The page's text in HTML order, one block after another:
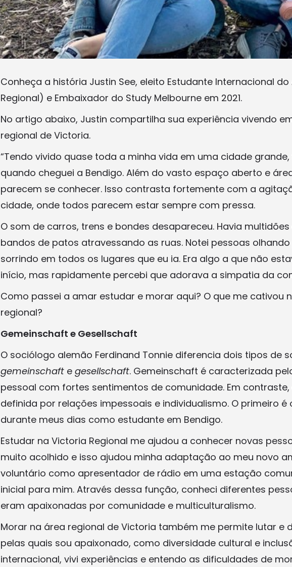
Conheça a história Justin See, eleito Estudante Internacional
Regional) e Embaixador do Study Melbourne em 2021.
No artigo abaixo, Justin compartilha sua experiência vivendo
regional de Victoria.
“Tendo vivido quase toda a minha vida em uma cidade
quando cheguei a Bendigo. Além do vasto espaço aberto e
parecem se conhecer. Isso contrasta fortemente com a
cidade, onde todos parecem estar sempre com pressa.
O som de carros, trens e bondes desapareceu. Havia
bandos de patos atravessando as ruas. Notei pessoas
sorrindo em todos os lugares que eu ia. Era algo a que não
início, mas rapidamente percebi que adorava a simpatia da
Como passei a amar estudar e morar aqui? O que me cativou
regional?
Gemeinschaft e Gesellschaft
O sociólogo alemão Ferdinand Tonnie diferencia dois tipos de
gemeinschaft e gesellschaft. Gemeinschaft é caracterizada
pessoal com fortes sentimentos de comunidade. Em
definida por relações impessoais e individualismo. O primeiro é
durante meus dias como estudante em Bendigo.
Estudar na Victoria Regional me ajudou a conhecer novas
muito acolhido e isso ajudou minha adaptação ao meu novo
voluntário como apresentador de rádio em uma estação
inicial para mim. Através dessa função, conheci diferentes
eram apaixonadas por comunidade e multiculturalismo.
Morar na área regional de Victoria também me permite lutar e
pelas quais sou apaixonado, como diversidade cultural e
internacional, vivi experiências e entendo as dificuldades de